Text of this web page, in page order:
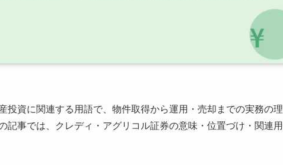
投資に関連する用語で、物件取得から運用・売却までの実務の理
記事では、クレディ・アグリコル証券の意味・位置づけ・関連用